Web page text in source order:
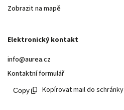
Zobrazit na mapě
Elektronický kontakt
info@aurea.cz
Kontaktní formulář
Kopírovat mail do schránky